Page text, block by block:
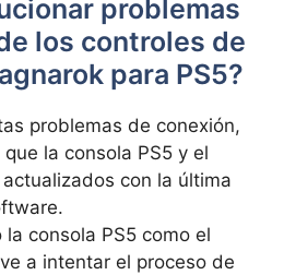
problemas
los controles de
para PS5?
problemas de conexión,
la consola PS5 y el
con la última
la consola PS5 como el
a intentar el proceso de